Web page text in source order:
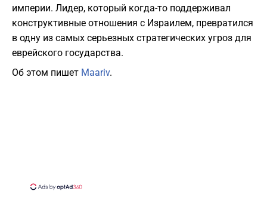
империи. Лидер, который когда-то поддерживал
конструктивные отношения с Израилем, превратился
в одну из самых серьезных стратегических угроз для
еврейского государства.
Об этом пишет Maariv.